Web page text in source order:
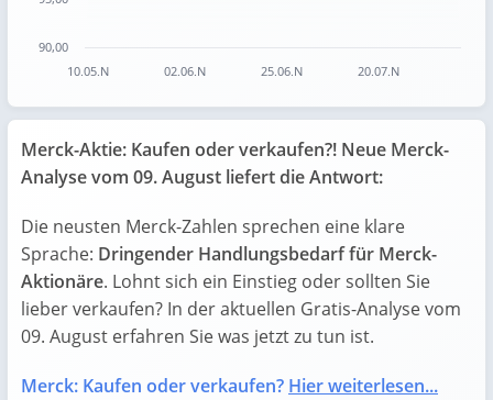
10.05.N 02.06.N 25.06.N 20.07.N
90,00
Merck-Aktie: Kaufen oder verkaufen?! Neue Merck-
Analyse vom 09. August liefert die Antwort:
Die neusten Merck-Zahlen sprechen eine klare
Sprache: Dringender Handlungsbedarf für Merck-
Aktionäre. Lohnt sich ein Einstieg oder sollten Sie
lieber verkaufen? In der aktuellen Gratis-Analyse vom
09. August erfahren Sie was jetzt zu tun ist.
Merck: Kaufen oder verkaufen? Hier weiterlesen...